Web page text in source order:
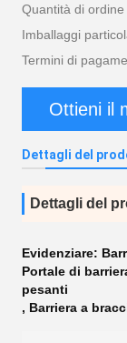
Quantità di
Imballaggi
Termini di
Ottieni il
Dettagli del
Dettagli del
Evidenziare:
Portale di
pesanti
, Barriera a